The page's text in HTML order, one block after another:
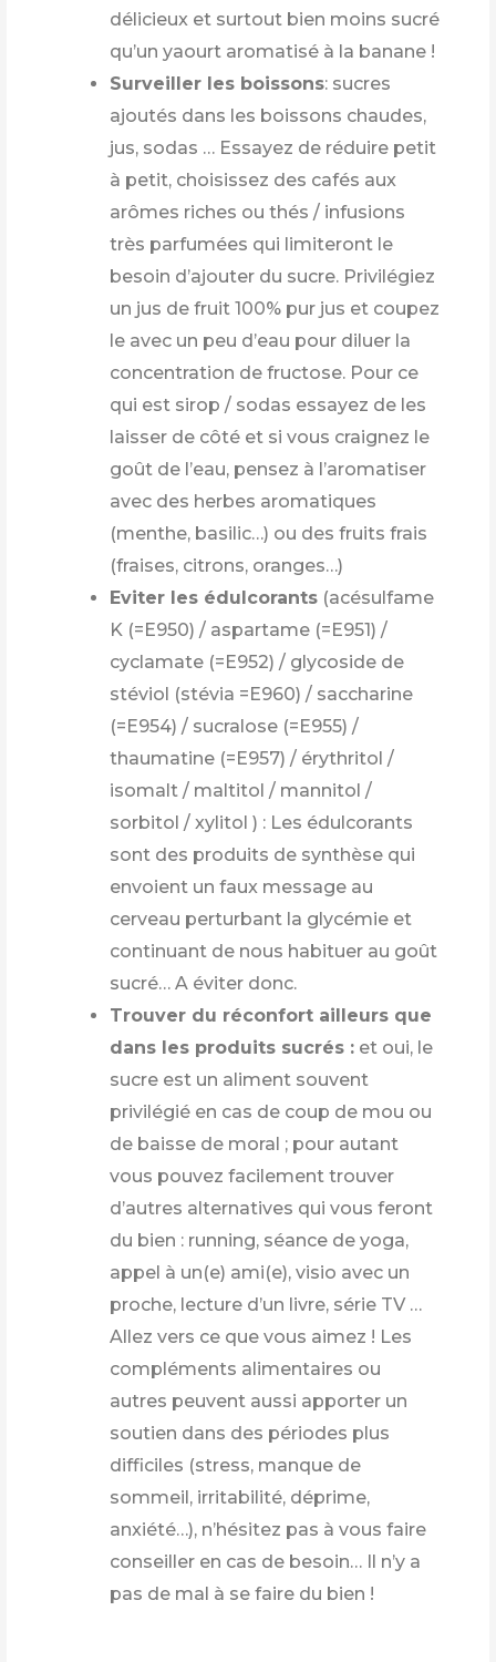
délicieux et surtout bien moins sucré
qu’un yaourt aromatisé à la banane !
Surveiller les boissons: sucres
ajoutés dans les boissons chaudes,
jus, sodas … Essayez de réduire petit
à petit, choisissez des cafés aux
arômes riches ou thés / infusions
très parfumées qui limiteront le
besoin d’ajouter du sucre. Privilégiez
un jus de fruit 100% pur jus et coupez
le avec un peu d’eau pour diluer la
concentration de fructose. Pour ce
qui est sirop / sodas essayez de les
laisser de côté et si vous craignez le
goût de l’eau, pensez à l’aromatiser
avec des herbes aromatiques
(menthe, basilic…) ou des fruits frais
(fraises, citrons, oranges…)
Eviter les édulcorants(acésulfame
K (=E950) / aspartame (=E951) /
cyclamate (=E952) / glycoside de
stéviol (stévia =E960) / saccharine
(=E954) / sucralose (=E955) /
thaumatine (=E957) / érythritol /
isomalt / maltitol / mannitol /
sorbitol / xylitol ) : Les édulcorants
sont des produits de synthèse qui
envoient un faux message au
cerveau perturbant la glycémie et
continuant de nous habituer au goût
sucré… A éviter donc.
Trouver du réconfort ailleurs que
dans les produits sucrés :et oui, le
sucre est un aliment souvent
privilégié en cas de coup de mou ou
de baisse de moral ; pour autant
vous pouvez facilement trouver
d’autres alternatives qui vous feront
du bien : running, séance de yoga,
appel à un(e) ami(e), visio avec un
proche, lecture d’un livre, série TV …
Allez vers ce que vous aimez ! Les
compléments alimentaires ou
autres peuvent aussi apporter un
soutien dans des périodes plus
difficiles (stress, manque de
sommeil, irritabilité, déprime,
anxiété…), n’hésitez pas à vous faire
conseiller en cas de besoin… Il n’y a
pas de mal à se faire du bien !